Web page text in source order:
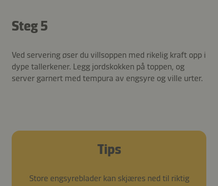
Steg 5
Ved servering øser du villsoppen med rikelig kraft opp i
dype tallerkener. Legg jordskokken på toppen, og
server garnert med tempura av engsyre og ville urter.
Tips
Store engsyreblader kan skjæres ned til riktig